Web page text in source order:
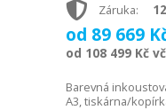
Záruka:
od 89 669
od 108 499 Kč
Barevná
A3, tiskárna/